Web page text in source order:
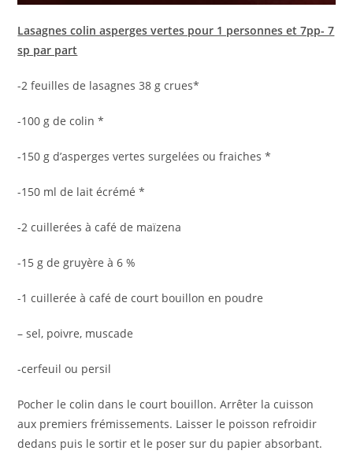
Lasagnes colin asperges vertes pour 1 personnes et 7pp- 7
sp par part
-2 feuilles de lasagnes 38 g crues*
-100 g de colin *
-150 g d’asperges vertes surgelées ou fraiches *
-150 ml de lait écrémé *
-2 cuillerées à café de maïzena
-15 g de gruyère à 6 %
-1 cuillerée à café de court bouillon en poudre
– sel, poivre, muscade
-cerfeuil ou persil
Pocher le colin dans le court bouillon. Arrêter la cuisson
aux premiers frémissements. Laisser le poisson refroidir
dedans puis le sortir et le poser sur du papier absorbant.